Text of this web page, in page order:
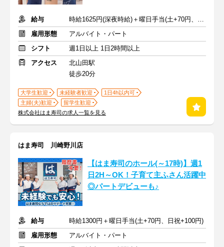
給与
時給1625円(深夜時給)＋曜日手当(土+70円、日祝+100円)
雇用形態
アルバイト・パート
シフト
週1日以上 1日2時間以上
アクセス
北山田駅
徒歩20分
大学生歓迎 未経験者歓迎
1日4h以内可
主婦(夫)歓迎
留学生歓迎
株式会社はま寿司の求人一覧を見る
はま寿司 川崎野川店
【はま寿司のホール(～17時)】週1
日2H～OK！子育て主ふさん活躍中
◎パートデビューも♪
給与
時給1300円＋曜日手当(土+70円、日祝+100円)
雇用形態
アルバイト・パート